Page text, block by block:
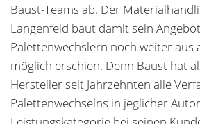
Baust-Teams ab. Der
Langenfeld baut damit sein
Palettenwechslern noch weiter aus
möglich erschien. Denn Baust hat
Hersteller seit Jahrzehnten alle
Palettenwechselns in jeglicher